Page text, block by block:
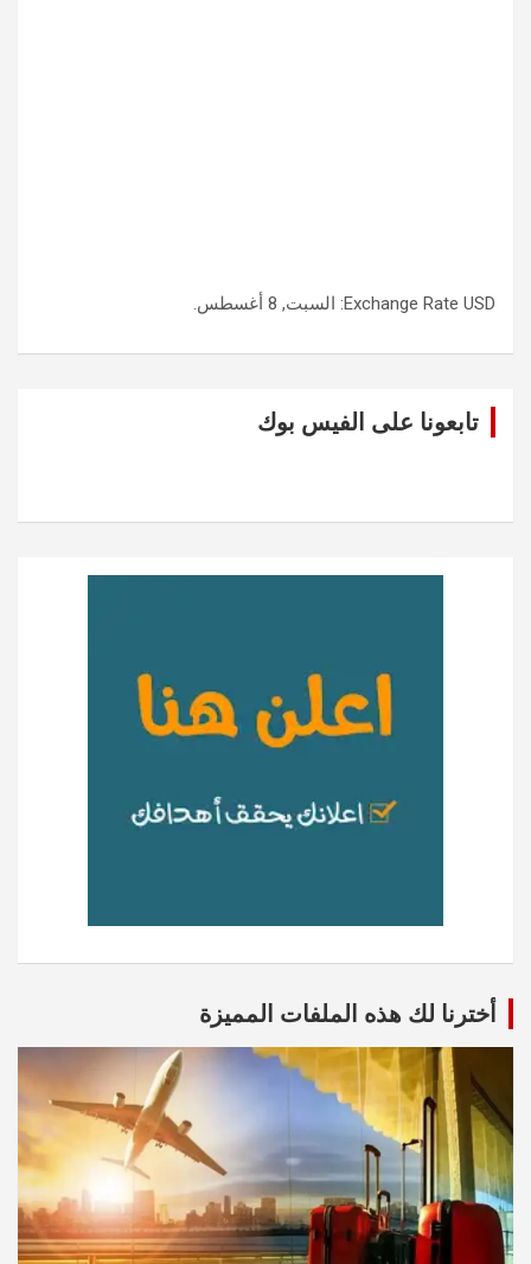
Exchange Rate USD : السبت, 8 أغسطس.
تابعونا على الفيس بوك
أخترنا لك هذه الملفات المميزة